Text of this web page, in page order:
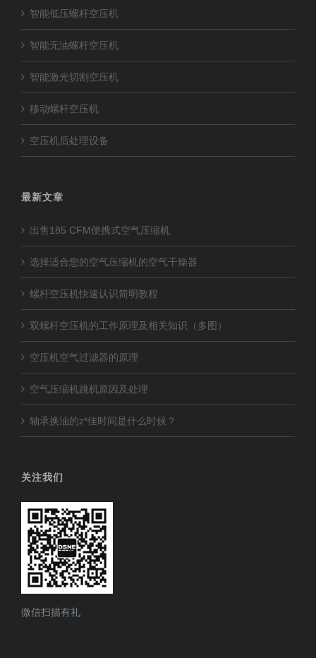
智能低压螺杆空压机
智能无油螺杆空压机
智能激光切割空压机
移动螺杆空压机
空压机后处理设备
最新文章
出售185 CFM便携式空气压缩机
选择适合您的空气压缩机的空气干燥器
螺杆空压机快速认识简明教程
双螺杆空压机的工作原理及相关知识（多图）
空压机空气过滤器的原理
空气压缩机跳机原因及处理
轴承换油的z*佳时间是什么时候？
关注我们
微信扫描有礼